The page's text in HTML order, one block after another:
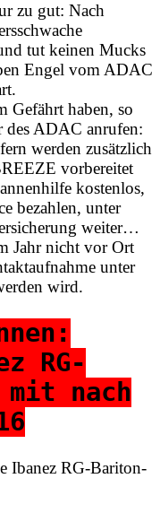
zu gut: Nach
tut keinen Mucks
Engel vom ADAC
Gefährt haben, so
des ADAC anrufen:
werden zusätzlich
vorbereitet
kostenlos,
bezahlen, unter
weiter…
Jahr nicht vor Ort
unter
wird.
RG-
nach